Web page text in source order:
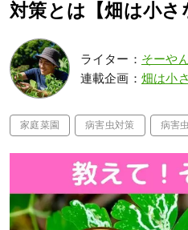
対策とは【畑は小さ
ライター： そーや
連載企画： 畑は小
家庭菜園 病害虫対策 病害